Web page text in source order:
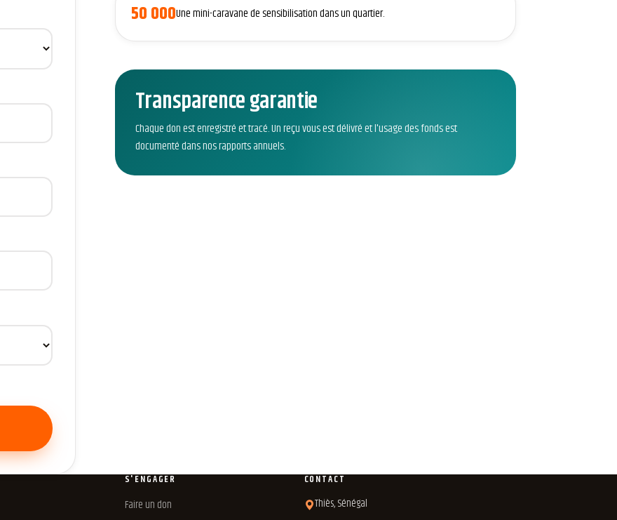
50 000Une mini-caravane de sensibilisation dans un quartier.
Transparence garantie
Chaque don est enregistré et tracé. Un reçu vous est délivré et l'usage des fonds est
documenté dans nos rapports annuels.
S'ENGAGER
Faire un don
CONTACT
Thiès, Sénégal